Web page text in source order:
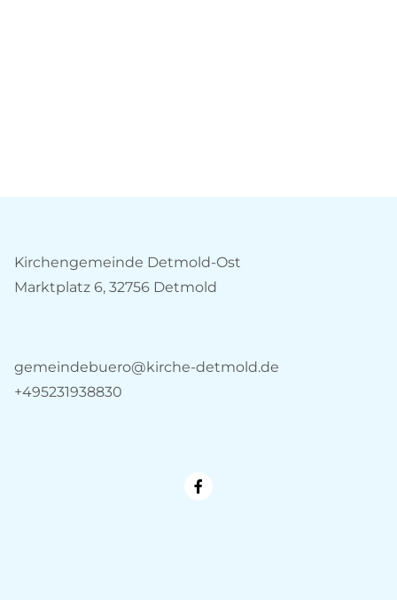
Kirchengemeinde Detmold-Ost
Marktplatz 6, 32756 Detmold
gemeindebuero@kirche-detmold.de
+495231938830